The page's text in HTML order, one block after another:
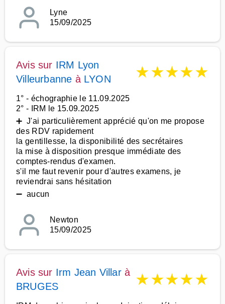
Lyne
15/09/2025
Avis sur IRM Lyon
Villeurbanne à LYON ★★★★★
1° - échographie le 11.09.2025
2° - IRM le 15.09.2025
➕ J'ai particulièrement apprécié qu'on me propose
des RDV rapidement
la gentillesse, la disponibilité des secrétaires
la mise à disposition presque immédiate des
comptes-rendus d'examen.
s'il me faut revenir pour d'autres examens, je
reviendrai sans hésitation
➖ aucun
Newton
15/09/2025
Avis sur Irm Jean Villarà
BRUGES
★★★★★